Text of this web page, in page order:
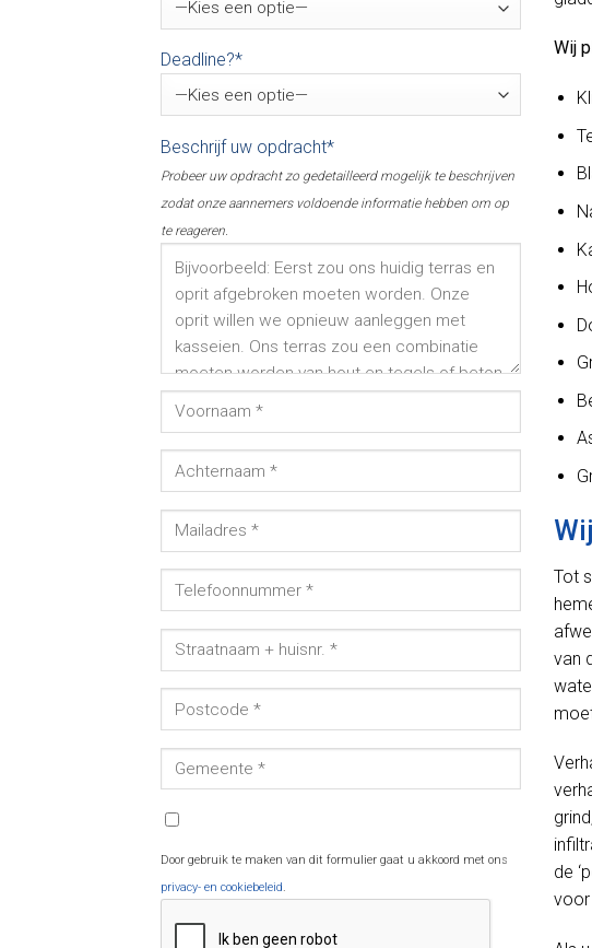
Deadline?*
Beschrijf uw opdracht*
Probeer uw opdracht zo gedetailleerd mogelijk te beschrijven
zodat onze aannemers voldoende informatie hebben om op
te reageren.
Door gebruik te maken van dit formulier gaat u akkoord met ons
privacy- en cookiebeleid.
Wij
Tot
van
de
voor